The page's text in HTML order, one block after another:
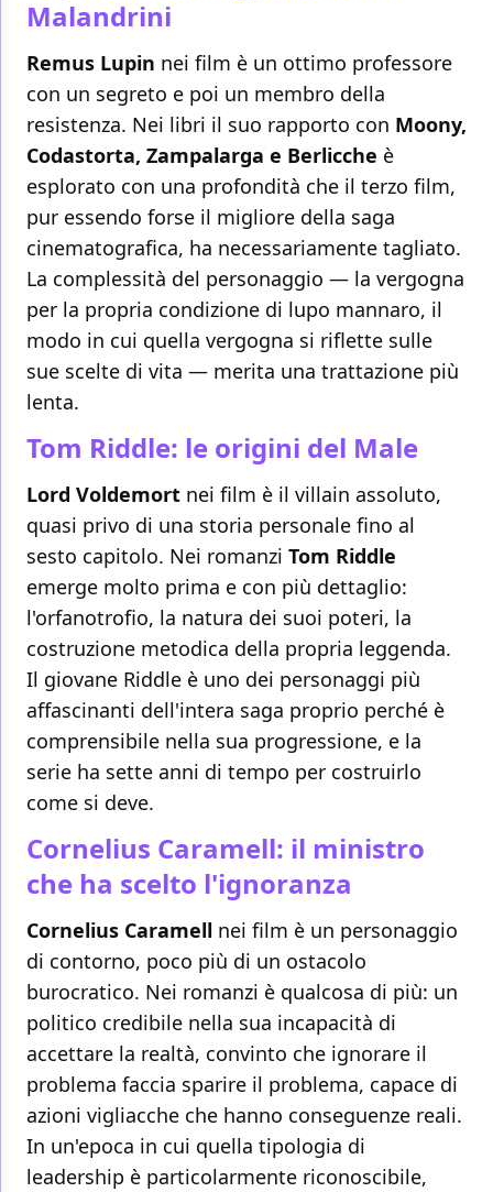
Malandrini
Remus Lupin nei film è un ottimo professore
con un segreto e poi un membro della
resistenza. Nei libri il suo rapporto con Moony,
Codastorta, Zampalarga e Berlicche è
esplorato con una profondità che il terzo film,
pur essendo forse il migliore della saga
cinematografica, ha necessariamente tagliato.
La complessità del personaggio — la vergogna
per la propria condizione di lupo mannaro, il
modo in cui quella vergogna si riflette sulle
sue scelte di vita — merita una trattazione più
lenta.
Tom Riddle: le origini del Male
Lord Voldemort nei film è il villain assoluto,
quasi privo di una storia personale fino al
sesto capitolo. Nei romanzi Tom Riddle
emerge molto prima e con più dettaglio:
l'orfanotrofio, la natura dei suoi poteri, la
costruzione metodica della propria leggenda.
Il giovane Riddle è uno dei personaggi più
affascinanti dell'intera saga proprio perché è
comprensibile nella sua progressione, e la
serie ha sette anni di tempo per costruirlo
come si deve.
Cornelius Caramell: il ministro
che ha scelto l'ignoranza
Cornelius Caramell nei film è un personaggio
di contorno, poco più di un ostacolo
burocratico. Nei romanzi è qualcosa di più: un
politico credibile nella sua incapacità di
accettare la realtà, convinto che ignorare il
problema faccia sparire il problema, capace di
azioni vigliacche che hanno conseguenze reali.
In un'epoca in cui quella tipologia di
leadership è particolarmente riconoscibile,